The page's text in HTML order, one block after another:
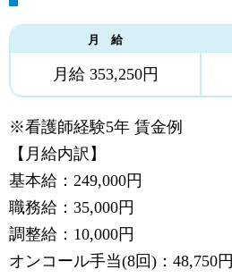
月 給
月給 353,250円
※看護師経験5年 賃金例
【月給内訳】
基本給：249,000円
職務給：35,000円
調整給：10,000円
オンコール手当(8回)：48,750円